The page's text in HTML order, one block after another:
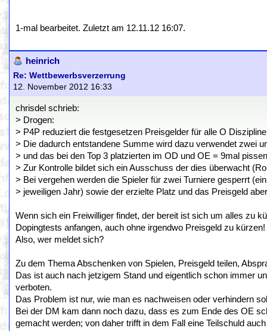
1-mal bearbeitet. Zuletzt am 12.11.12 16:07.
heinrich
Re: Wettbewerbsverzerrung
12. November 2012 16:33
chrisdel schrieb:
> Drogen:
> P4P reduziert die festgesetzen Preisgelder für alle O
> Die dadurch entstandene Summe wird dazu verwendet zwei
> und das bei den Top 3 platzierten im OD und OE = 9mal
> Zur Kontrolle bildet sich ein Ausschuss der dies überwacht
> Bei vergehen werden die Spieler für zwei Turniere gesperrt
> jeweiligen Jahr) sowie der erzielte Platz und das Preisgeld
Wenn sich ein Freiwilliger findet, der bereit ist sich um alles zu
Dopingtests anfangen, auch ohne irgendwo Preisgeld zu kürzen!
Also, wer meldet sich?
Zu dem Thema Abschenken von Spielen, Preisgeld teilen,
Das ist auch nach jetzigem Stand und eigentlich schon immer
verboten.
Das Problem ist nur, wie man es nachweisen oder verhindern
Bei der DM kam dann noch dazu, dass es zum Ende des OE
gemacht werden; von daher trifft in dem Fall eine Teilschuld